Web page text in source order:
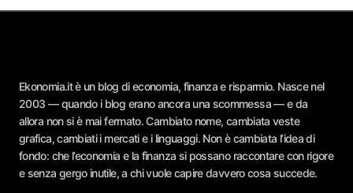
Ekonomia.it è un blog di economia, finanza e risparmio. Nasce nel
2003 — quando i blog erano ancora una scommessa — e da
allora non si è mai fermato. Cambiato nome, cambiata veste
grafica, cambiati i mercati e i linguaggi. Non è cambiata l’idea di
fondo: che l’economia e la finanza si possano raccontare con rigore
e senza gergo inutile, a chi vuole capire davvero cosa succede.